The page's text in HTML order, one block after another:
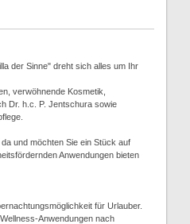
der Sinne" dreht sich alles um Ihr
verwöhnende Kosmetik,
Dr. h.c. P. Jentschura sowie
und möchten Sie ein Stück auf
Anwendungen bieten
für Urlauber.
Anwendungen nach